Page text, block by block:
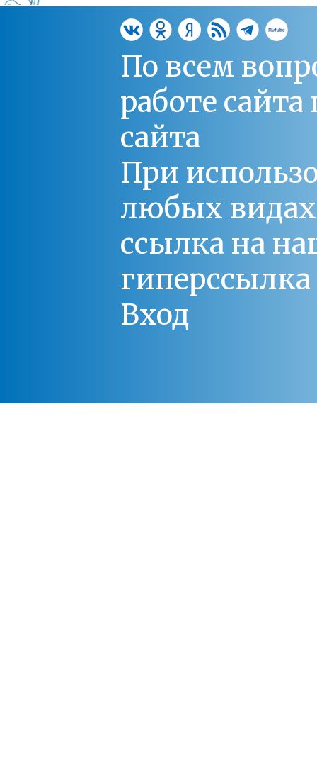
По всем
работе
сайта
При
любых
ссылка на
Вход